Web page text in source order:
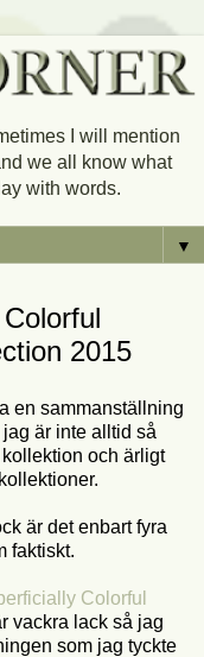
I will mention
we all know what
with words.
▼
2015
en sammanställning
är inte alltid så
och ärligt
är det enbart fyra
faktiskt.
Colorful
vackra lack så jag
som jag tyckte